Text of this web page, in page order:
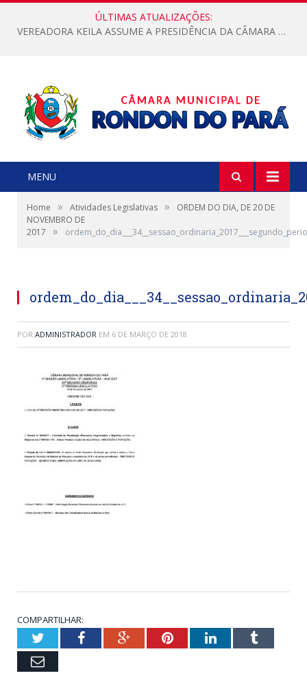
ÚLTIMAS ATUALIZAÇÕES:
VEREADORA KEILA ASSUME A PRESIDÊNCIA DA CÂMARA MUNICIPAL.
MENU
Home » Atividades Legislativas »
ORDEM DO DIA, DE 20 DE
NOVEMBRO DE
2017
»
POR ADMINISTRADOR EM 6 DE MARÇO DE 2018
COMPARTILHAR:
TwitterFacebookGoogle+PinterestLinkedInTumblr
Email